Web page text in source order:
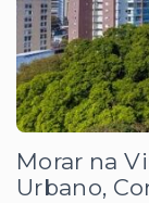
Morar na
Urbano,